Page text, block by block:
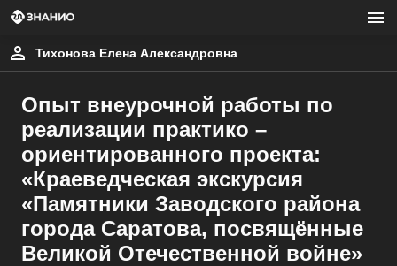
Тихонова Елена Александровна
Опыт внеурочной работы по
реализации практико –
ориентированного проекта:
«Краеведческая экскурсия
«Памятники Заводского района
города Саратова, посвящённые
Великой Отечественной войне»